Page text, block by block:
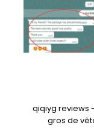
qiqiyg reviews
gros de